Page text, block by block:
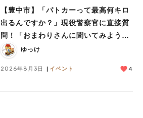
【豊中市】「パトカーって最高何キロ
出るんですか？」現役警察官に直接質
問！「おまわりさんに聞いてみよう」
に参加しました
ゆっけ
2026年8月3日 イベント 4